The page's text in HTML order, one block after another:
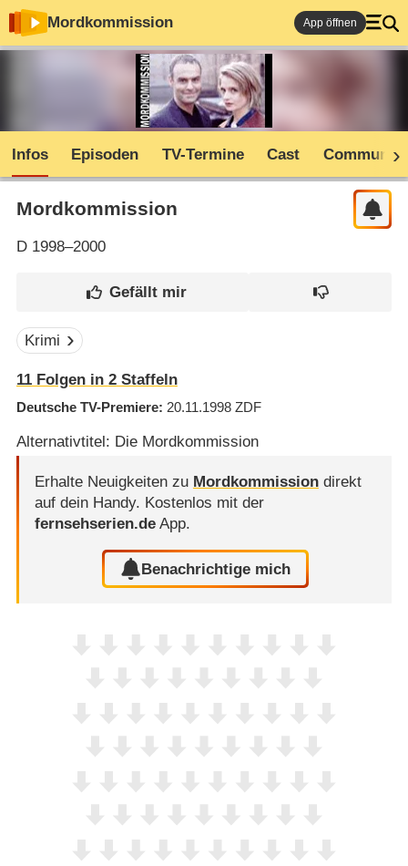
Mordkommission App öffnen
Infos Episoden TV-Termine Cast Community
Mordkommission
D1998–2000
Krimi
11Folgen in 2Staffeln
Deutsche TV-Premiere 20.11.1998 ZDF
Alternativtitel: Die Mordkommission
Erhalte Neuigkeiten zu Mordkommissiondirekt
auf dein Handy. Kostenlos mit der
fernsehserien.deApp.
Benachrichtige mich